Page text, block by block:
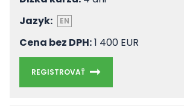
Jazyk:
EN
Cena bez DPH:1 400 EUR
REGISTROVAŤ